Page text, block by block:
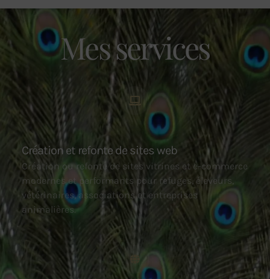
Mes services
Création et refonte de sites web
Création ou refonte de sites vitrines et e-commerce
modernes et performants pour refuges, éleveurs,
vétérinaires, associations et entreprises
animalières.